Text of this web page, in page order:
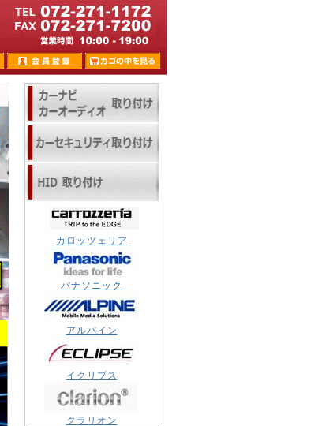
カロッツェリア
パナソニック
アルパイン
イクリプス
クラリオン